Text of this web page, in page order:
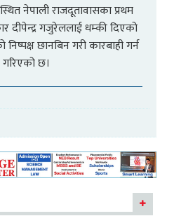
नेपाली राजदूतावासका प्रथम
दीपेन्द्र गजुरेललाई धम्की दिएको
छानबिन गरी कारबाही गर्न
छ।